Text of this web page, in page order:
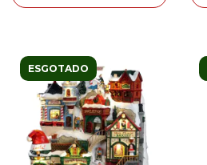
ESGOTADO